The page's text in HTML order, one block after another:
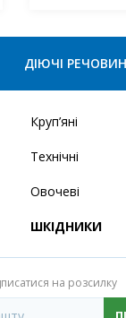
ДІЮЧІ
Круп’яні
Технічні
Овочеві
ШКІДНИКИ
на розсилку